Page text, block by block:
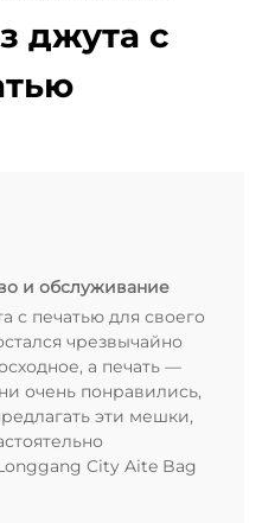
джута с
и обслуживание
с печатью для своего
чрезвычайно
а печать —
очень понравились,
эти мешки,
City Aite Bag